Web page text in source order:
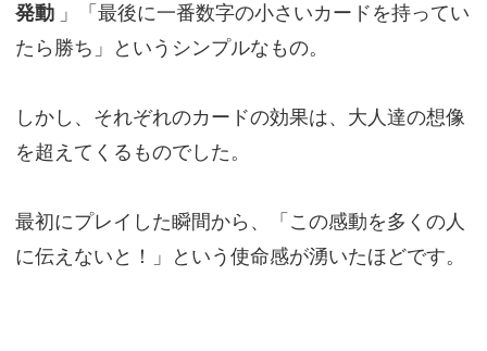
発動 」「最後に一番数字の小さいカードを持ってい
たら勝ち」というシンプルなもの。
しかし、それぞれのカードの効果は、大人達の想像
を超えてくるものでした。
最初にプレイした瞬間から、「この感動を多くの人
に伝えないと！」という使命感が湧いたほどです。